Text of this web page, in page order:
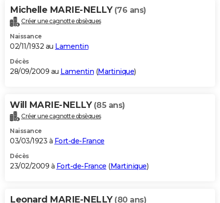
Michelle MARIE-NELLY (76 ans)
Créer une cagnotte obsèques
Naissance
02/11/1932 au Lamentin
Décès
28/09/2009 au Lamentin (Martinique)
Will MARIE-NELLY (85 ans)
Créer une cagnotte obsèques
Naissance
03/03/1923 à Fort-de-France
Décès
23/02/2009 à Fort-de-France (Martinique)
Leonard MARIE-NELLY (80 ans)